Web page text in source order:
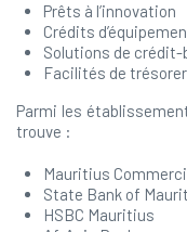
Prêts à l’innovation
Crédits
Solutions de crédit-
Facilités de
Parmi les
trouve :
Mauritius
State Bank of
HSBC Mauritius